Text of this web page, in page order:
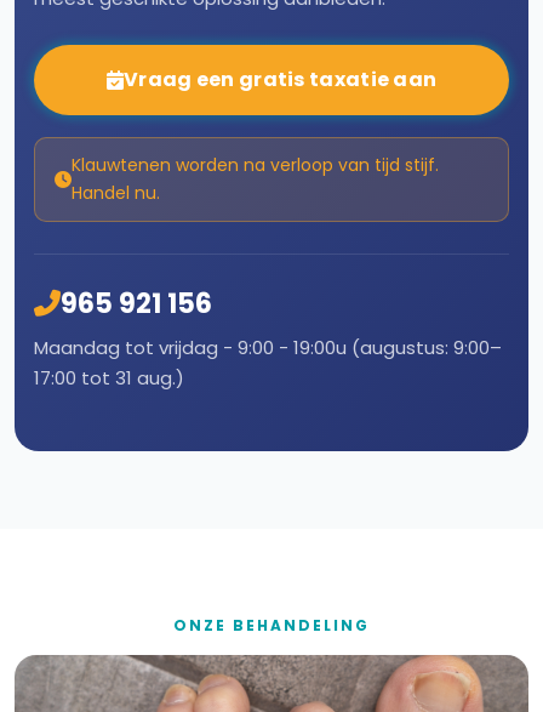
Vraag een gratis taxatie aan
Klauwtenen worden na verloop van tijd stijf.
Handel nu.
965 921 156
Maandag tot vrijdag - 9:00 - 19:00u (augustus: 9:00–
17:00 tot 31 aug.)
ONZE BEHANDELING